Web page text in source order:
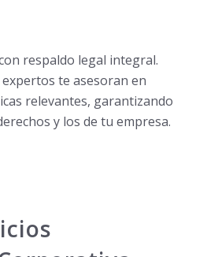
respaldo legal integral.
te asesoran en
relevantes, garantizando
y los de tu empresa.